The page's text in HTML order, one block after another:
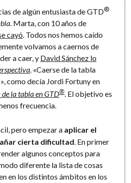
de algún entusiasta de GTD®
. Marta, con 10 años de
cayó. Todos nos hemos caído
volvamos a caernos de
a caer, y David Sánchez lo
. «Caerse de la tabla
como decía Jordi Fortuny en
la tabla en GTD®. El objetivo es
frecuencia.
pero empezar a aplicar el
cierta dificultad . En primer
algunos conceptos para
diferente la lista de cosas
en los distintos ámbitos en los